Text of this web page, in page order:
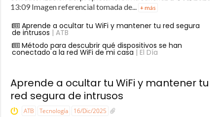
13:09 Imagen referencial tomada de... + más
Aprende a ocultar tu WiFi y mantener tu red segura
de intrusos | ATB
Método para descubrir qué dispositivos se han
conectado a la red WiFi de mi casa | El Día
Aprende a ocultar tu WiFi y mantener tu
red segura de intrusos
ATB Tecnología 16/Dic/2025